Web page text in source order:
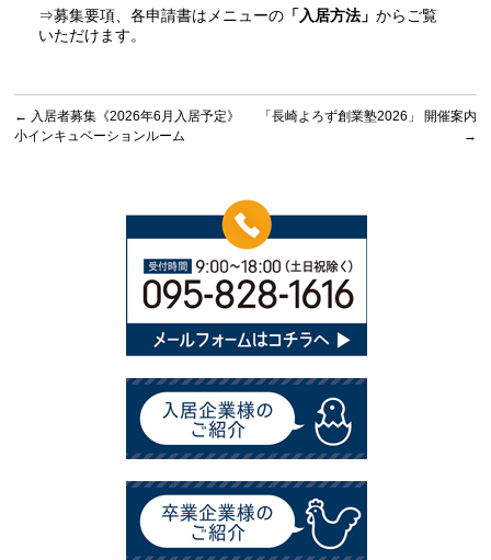
⇒募集要項、各申請書はメニューの 「入居方法」からご覧
いただけます。
← 入居者募集《2026年6月入居予定》
小インキュベーションルーム
「長崎よろず創業塾2026」 開催案内
→